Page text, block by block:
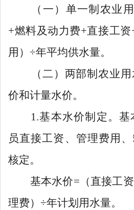
（一） 单一制 农业
+燃料及动力费+直接工资
用）÷年平均供水量。
（二） 两部制农业用
价和计量水价。
1.基本水价制定。基
员直接工资、管理费用、
核定。
基本水价= （直接工资
理费） ÷年计划 用水量。